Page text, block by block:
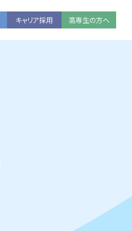
キャリア採用 高専生の方へ